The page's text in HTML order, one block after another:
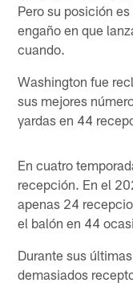
Pero su posición
engaño en que
cuando.
Washington fue
sus mejores
yardas en 44
En cuatro
recepción. En el
apenas 24
el balón en 44
Durante sus
demasiados